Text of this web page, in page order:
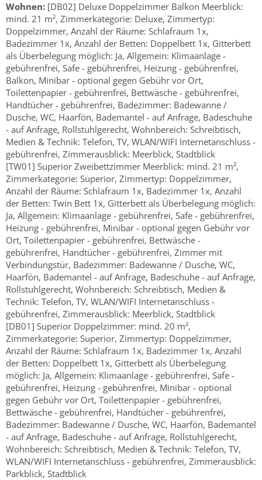
Wohnen: [DB02] Deluxe Doppelzimmer Balkon Meerblick:
mind. 21 m², Zimmerkategorie: Deluxe, Zimmertyp:
Doppelzimmer, Anzahl der Räume: Schlafraum 1x,
Badezimmer 1x, Anzahl der Betten: Doppelbett 1x, Gitterbett
als Überbelegung möglich: Ja, Allgemein: Klimaanlage -
gebührenfrei, Safe - gebührenfrei, Heizung - gebührenfrei,
Balkon, Minibar - optional gegen Gebühr vor Ort,
Toilettenpapier - gebührenfrei, Bettwäsche - gebührenfrei,
Handtücher - gebührenfrei, Badezimmer: Badewanne /
Dusche, WC, Haarfön, Bademantel - auf Anfrage, Badeschuhe
- auf Anfrage, Rollstuhlgerecht, Wohnbereich: Schreibtisch,
Medien & Technik: Telefon, TV, WLAN/WIFI Internetanschluss -
gebührenfrei, Zimmerausblick: Meerblick, Stadtblick
[TW01] Superior Zweibettzimmer Meerblick: mind. 21 m²,
Zimmerkategorie: Superior, Zimmertyp: Doppelzimmer,
Anzahl der Räume: Schlafraum 1x, Badezimmer 1x, Anzahl
der Betten: Twin Bett 1x, Gitterbett als Überbelegung möglich:
Ja, Allgemein: Klimaanlage - gebührenfrei, Safe - gebührenfrei,
Heizung - gebührenfrei, Minibar - optional gegen Gebühr vor
Ort, Toilettenpapier - gebührenfrei, Bettwäsche -
gebührenfrei, Handtücher - gebührenfrei, Zimmer mit
Verbindungstür, Badezimmer: Badewanne / Dusche, WC,
Haarfön, Bademantel - auf Anfrage, Badeschuhe - auf Anfrage,
Rollstuhlgerecht, Wohnbereich: Schreibtisch, Medien &
Technik: Telefon, TV, WLAN/WIFI Internetanschluss -
gebührenfrei, Zimmerausblick: Meerblick, Stadtblick
[DB01] Superior Doppelzimmer: mind. 20 m²,
Zimmerkategorie: Superior, Zimmertyp: Doppelzimmer,
Anzahl der Räume: Schlafraum 1x, Badezimmer 1x, Anzahl
der Betten: Doppelbett 1x, Gitterbett als Überbelegung
möglich: Ja, Allgemein: Klimaanlage - gebührenfrei, Safe -
gebührenfrei, Heizung - gebührenfrei, Minibar - optional
gegen Gebühr vor Ort, Toilettenpapier - gebührenfrei,
Bettwäsche - gebührenfrei, Handtücher - gebührenfrei,
Badezimmer: Badewanne / Dusche, WC, Haarfön, Bademantel
- auf Anfrage, Badeschuhe - auf Anfrage, Rollstuhlgerecht,
Wohnbereich: Schreibtisch, Medien & Technik: Telefon, TV,
WLAN/WIFI Internetanschluss - gebührenfrei, Zimmerausblick:
Parkblick, Stadtblick